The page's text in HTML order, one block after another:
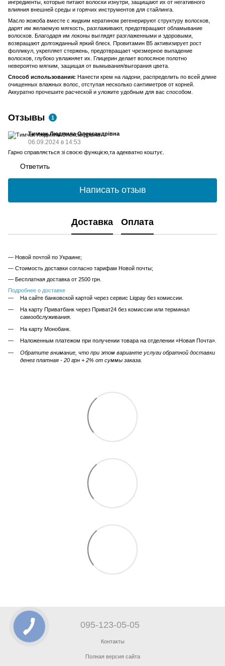
ингредиенты, которые питают волоски изнутри, защищают их от негативного
влияния внешней среды и горячих инструментов для стайлинга.
Масло жожоба вместе с жидким кератином регенерируют структуру волосков,
дарят им желаемую мягкость, разглаживают, предотвращают обламывание
волосков. Благодаря им локоны выглядят разглаженными и здоровыми,
возвращают долгожданный яркий блеск. Провитамин В5 активизирует рост
фолликул, укрепляет стержень, предотвращает чрезмерное выпадение
волосков, глубоко увлажняет их. Глицерин делает волосяное полотно
невероятно мягким, защищая от вымывания/выгорания цвета.
Способ использования: Нанести крем на ладони, распределить по всей длине
очищенных влажных волос, отступая несколько сантиметров от корней.
Аккуратно прочешите расческой и уложите удобным для вас способом.
Отзывы 1
Тимчак Людмила Олександрівна
06.09.2024 в 14:53
Гарно справляється зі своєю функцією,та адекватно коштує.
Ответить
Написать отзыв
Доставка Оплата
— Новой почтой по Украине;
— Стоимость доставки согласно тарифам Новой почты;
— Бесплатная доставка от 2500 грн.
Подробнее о доставке
На сайте банковской картой через сервис Liqpay без комиссии.
На карту Приватбанк через Приват24 без комиссии или терминал
самообслуживания.
На карту Монобанк.
Наложенным платежом при получении товара на отделении «Новая Почта».
Обратите внимание, что при этом варианте услуги обратной доставки
денег платная - 20 грн + 2% от суммы заказа.
095-123-05-05
Контакты
Полная версия сайта